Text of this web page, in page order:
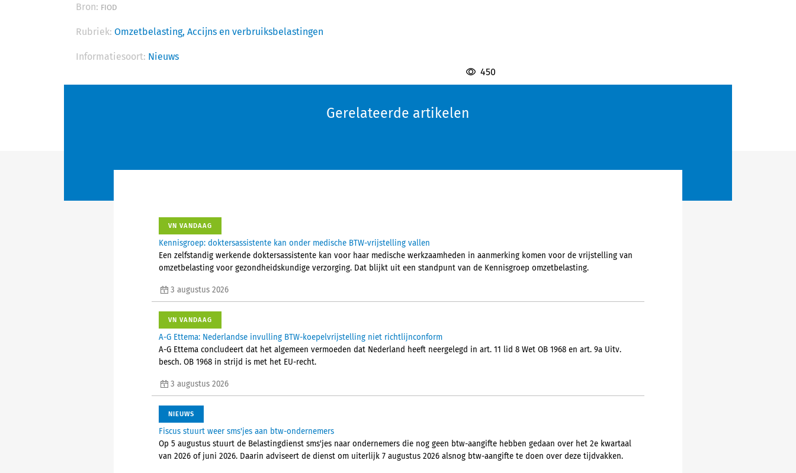
Bron: FIOD
Rubriek: Omzetbelasting, Accijns en verbruiksbelastingen
Informatiesoort: Nieuws
450
Gerelateerde artikelen
VN VANDAAG
Kennisgroep: doktersassistente kan onder medische BTW-vrijstelling vallen
Een zelfstandig werkende doktersassistente kan voor haar medische werkzaamheden in aanmerking komen voor de vrijstelling van
omzetbelasting voor gezondheidskundige verzorging. Dat blijkt uit een standpunt van de Kennisgroep omzetbelasting.
3 augustus 2026
VN VANDAAG
A-G Ettema: Nederlandse invulling BTW-koepelvrijstelling niet richtlijnconform
A-G Ettema concludeert dat het algemeen vermoeden dat Nederland heeft neergelegd in art. 11 lid 8 Wet OB 1968 en art. 9a Uitv.
besch. OB 1968 in strijd is met het EU-recht.
3 augustus 2026
NIEUWS
Fiscus stuurt weer sms'jes aan btw-ondernemers
Op 5 augustus stuurt de Belastingdienst sms'jes naar ondernemers die nog geen btw-aangifte hebben gedaan over het 2e kwartaal
van 2026 of juni 2026. Daarin adviseert de dienst om uiterlijk 7 augustus 2026 alsnog btw-aangifte te doen over deze tijdvakken.